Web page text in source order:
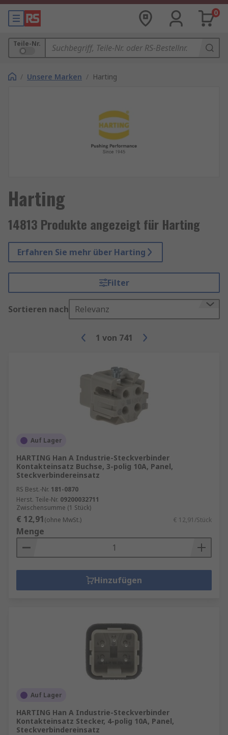
0
Teile-Nr.
/ Unsere Marken / Harting
Harting
14813 Produkte angezeigt für Harting
Erfahren Sie mehr über Harting
Filter
Sortieren nach Relevanz
1 von 741
Auf Lager
HARTING Han A Industrie-Steckverbinder
Kontakteinsatz Buchse, 3-polig 10A, Panel,
Steckverbindereinsatz
RS Best.-Nr. 181-0870
Herst. Teile-Nr. 09200032711
Zwischensumme (1 Stück)
€ 12,91(ohne MwSt.) € 12,91/Stück
Menge
Hinzufügen
Auf Lager
HARTING Han A Industrie-Steckverbinder
Kontakteinsatz Stecker, 4-polig 10A, Panel,
Steckverbindereinsatz